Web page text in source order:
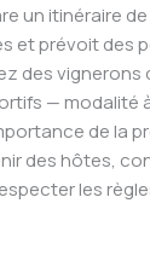
un itinéraire
et prévoit des
des
— modalité
de la
des hôtes,
les